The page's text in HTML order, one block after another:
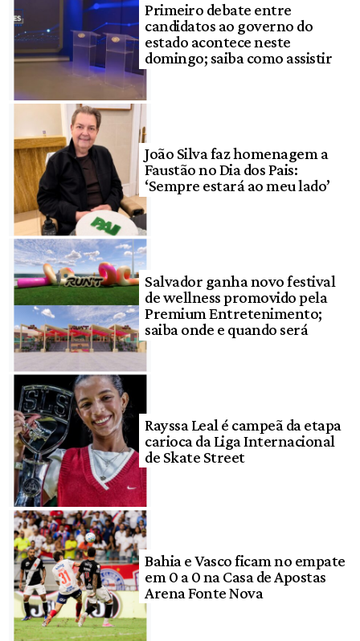
Primeiro debate entre
candidatos ao governo do
estado acontece neste
domingo; saiba como assistir
João Silva faz homenagem a
Faustão no Dia dos Pais:
‘Sempre estará ao meu lado’
Salvador ganha novo festival
de wellness promovido pela
Premium Entretenimento;
saiba onde e quando será
Rayssa Leal é campeã da etapa
carioca da Liga Internacional
de Skate Street
Bahia e Vasco ficam no empate
em 0 a 0 na Casa de Apostas
Arena Fonte Nova